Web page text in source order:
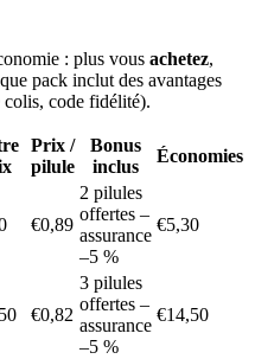
: plus vous achetez,
pack inclut des avantages
colis, code fidélité).
Prix /
pilule
Bonus
inclus
Économies
€0,89
2 pilules
offertes –
assurance
–5 %
€5,30
€0,82
3 pilules
offertes –
assurance
–5 %
€14,50